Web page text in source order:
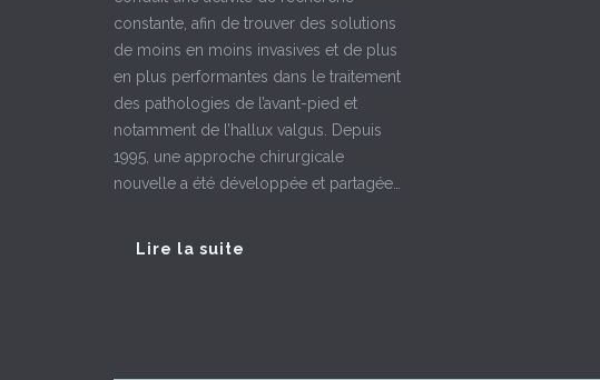
constante, afin de trouver des solutions
de moins en moins invasives et de plus
en plus performantes dans le traitement
des pathologies de l’avant-pied et
notamment de l’hallux valgus. Depuis
1995, une approche chirurgicale
nouvelle a été développée et partagée…
Lire la suite